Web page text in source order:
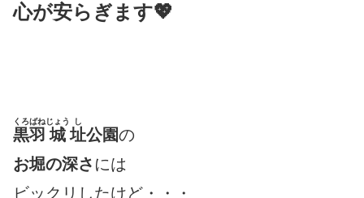
心が安らぎます💖
黒羽
くろばね
城
じょう
址
し
公園の
お堀の深さ には
ビックリしたけど・・・